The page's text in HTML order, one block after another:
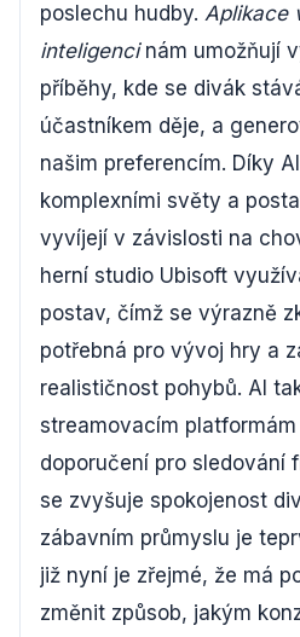
poslechu hudby. Aplikace
inteligencinám umožňují
příběhy, kde se divák
účastníkem děje, a
našim preferencím. Díky
komplexními světy a
vyvíjejí v závislosti na
herní studio Ubisoft
postav, čímž se výrazně
potřebná pro vývoj hry a
realističnost pohybů. AI
streamovacím
doporučení pro sledování
se zvyšuje spokojenost
zábavním průmyslu je
již nyní je zřejmé, že má
změnit způsob, jakým